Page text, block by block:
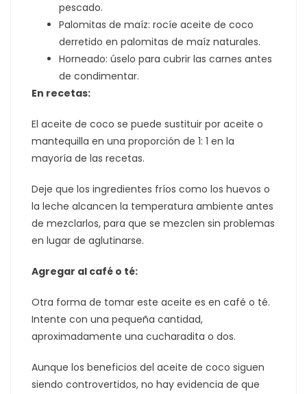
pescado.
Palomitas de maíz: rocíe aceite de coco
derretido en palomitas de maíz naturales.
Horneado: úselo para cubrir las carnes antes
de condimentar.
En recetas:
El aceite de coco se puede sustituir por aceite o
mantequilla en una proporción de 1: 1 en la
mayoría de las recetas.
Deje que los ingredientes fríos como los huevos o
la leche alcancen la temperatura ambiente antes
de mezclarlos, para que se mezclen sin problemas
en lugar de aglutinarse.
Agregar al café o té:
Otra forma de tomar este aceite es en café o té.
Intente con una pequeña cantidad,
aproximadamente una cucharadita o dos.
Aunque los beneficios del aceite de coco siguen
siendo controvertidos, no hay evidencia de que